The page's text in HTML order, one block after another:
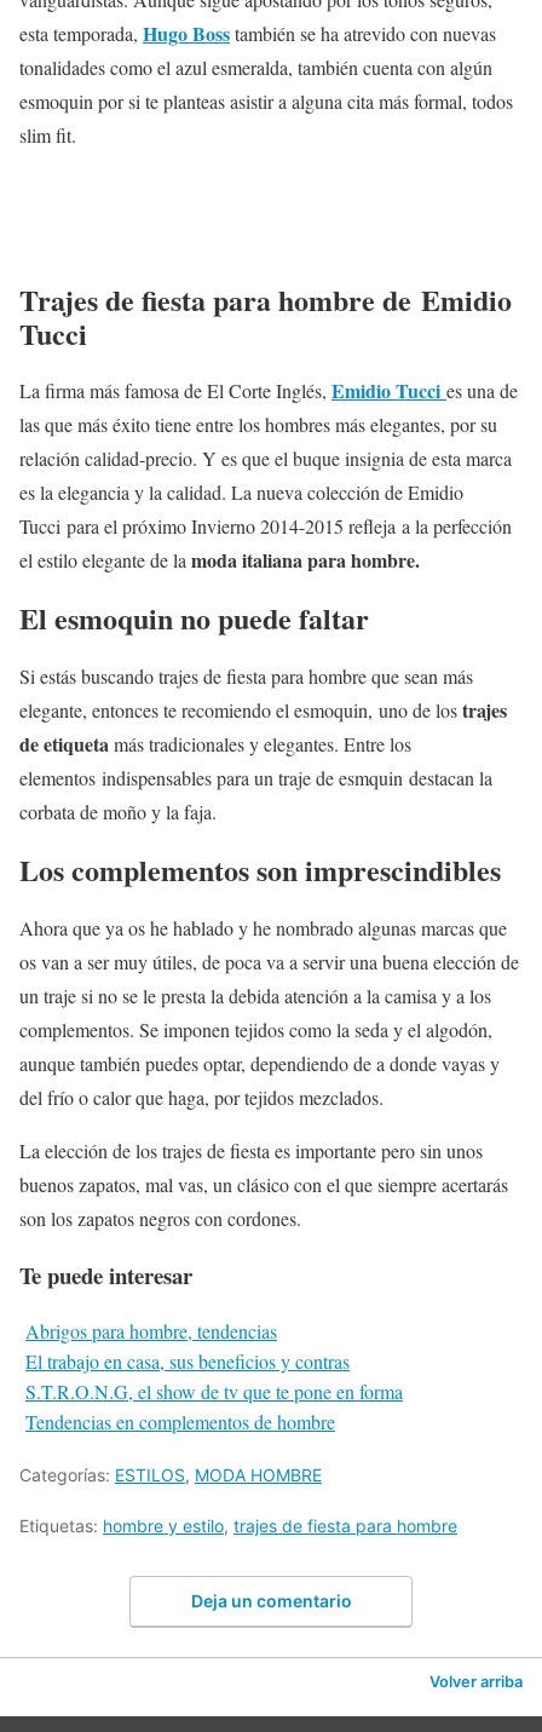
esta temporada, Hugo Bosstambién se ha atrevido con nuevas
tonalidades como el azul esmeralda, también cuenta con algún
esmoquin por si te planteas asistir a alguna cita más formal, todos
slim fit.
Trajes de fiesta para hombre de Emidio
Tucci
La firma más famosa de El Corte Inglés, Emidio Tucci es una de
las que más éxito tiene entre los hombres más elegantes, por su
relación calidad-precio. Y es que el buque insignia de esta marca
es la elegancia y la calidad. La nueva colección de Emidio
Tucci para el próximo Invierno 2014-2015 refleja a la perfección
el estilo elegante de lamoda italiana para hombre.
El esmoquin no puede faltar
Si estás buscando trajes de fiesta para hombre que sean más
elegante, entonces te recomiendo el esmoquin, uno de lostrajes
de etiquetamás tradicionales y elegantes. Entre los
elementos indispensables para un traje de esmquin destacan la
corbata de moño y la faja.
Los complementos son imprescindibles
Ahora que ya os he hablado y he nombrado algunas marcas que
os van a ser muy útiles, de poca va a servir una buena elección de
un traje si no se le presta la debida atención a la camisa y a los
complementos. Se imponen tejidos como la seda y el algodón,
aunque también puedes optar, dependiendo de a donde vayas y
del frío o calor que haga, por tejidos mezclados.
La elección de los trajes de fiesta es importante pero sin unos
buenos zapatos, mal vas, un clásico con el que siempre acertarás
son los zapatos negros con cordones.
Te puede interesar
Abrigos para hombre, tendencias
El trabajo en casa, sus beneficios y contras
S.T.R.O.N.G, el show de tv que te pone en forma
Tendencias en complementos de hombre
Categorías: ESTILOS, MODA HOMBRE
Etiquetas: hombre y estilo, trajes de fiesta para hombre
Deja un comentario
Volver arriba